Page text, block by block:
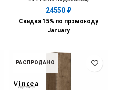
1700*350*350, R.Wood
24550 ₽
Скидка 15% по промокоду
January
РАСПРОДАНО